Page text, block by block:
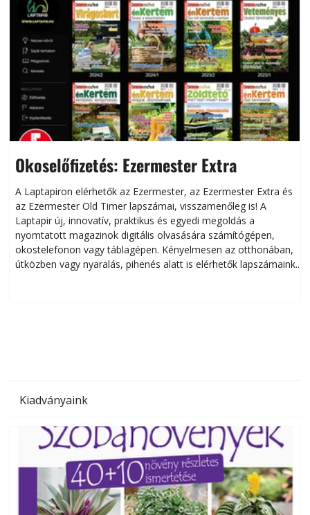
Okoselőfizetés: Ezermester Extra
A Laptapiron elérhetők az Ezermester, az Ezermester Extra és
az Ezermester Old Timer lapszámai, visszamenőleg is! A
Laptapir új, innovatív, praktikus és egyedi megoldás a
nyomtatott magazinok digitális olvasására számítógépen,
okostelefonon vagy táblagépen. Kényelmesen az otthonában,
útközben vagy nyaralás, pihenés alatt is elérhetők lapszámaink.
Kiadványaink